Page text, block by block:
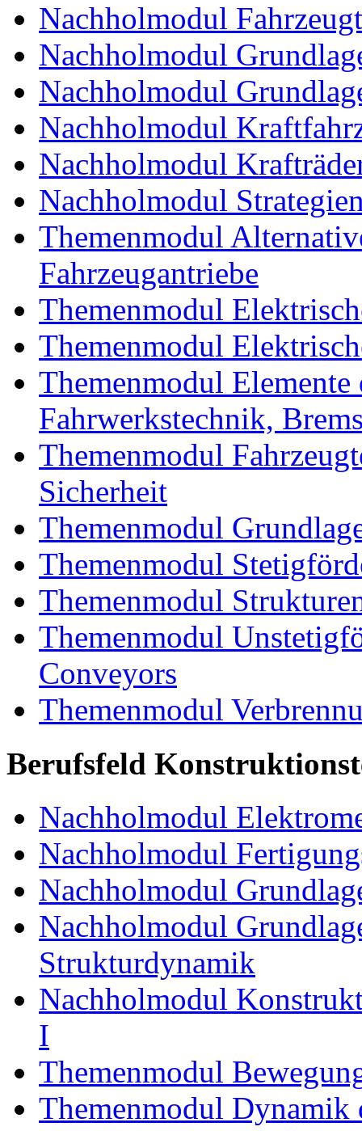
Nachholmodul
Nachholmodul
Nachholmodul
Nachholmodul
Nachholmodul
Nachholmodul
Themenmodul
Fahrzeugantriebe
Themenmodul
Themenmodul
Themenmodul Elemente
Fahrwerkstechnik,
Themenmodul
Sicherheit
Themenmodul
Themenmodul
Themenmodul
Themenmodul
Conveyors
Themenmodul
Berufsfeld
Nachholmodul
Nachholmodul
Nachholmodul
Nachholmodul
Strukturdynamik
Nachholmodul
I
Themenmodul
Themenmodul Dynamik